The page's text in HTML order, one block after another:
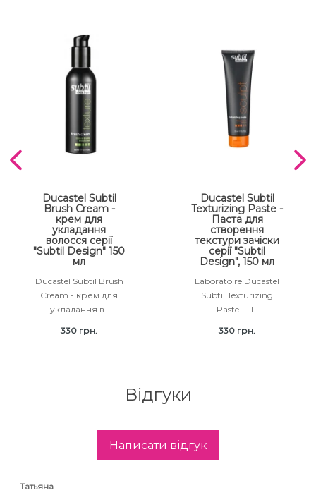
Ducastel Subtil
Brush Cream -
крем для
укладання
волосся серії
"Subtil Design" 150
мл
Ducastel Subtil Brush
Cream - крем для
укладання в..
330 грн.
Ducastel Subtil
Texturizing Paste -
Паста для
створення
текстури зачіски
серії "Subtil
Design", 150 мл
Laboratoire Ducastel
Subtil Texturizing
Paste - П..
330 грн.
Відгуки
Написати відгук
Татьяна